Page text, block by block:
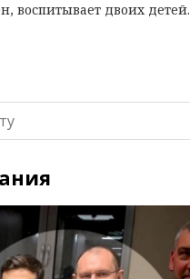
воспитывает двоих детей.